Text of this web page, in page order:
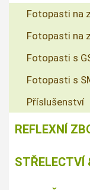
Fotopasti na
Fotopasti na
Fotopasti s
Fotopasti s
Příslušenství
REFLEXNÍ
STŘELECTVÍ